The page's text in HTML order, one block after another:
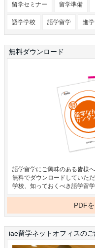
留学セミナー 留学準備
語学学校 語学留学 進学
無料ダウンロード
語学留学にご興味のある皆様
無料でダウンロードしていた
学校、知っておくべき語学留
PDF
iae留学ネットオフィスの